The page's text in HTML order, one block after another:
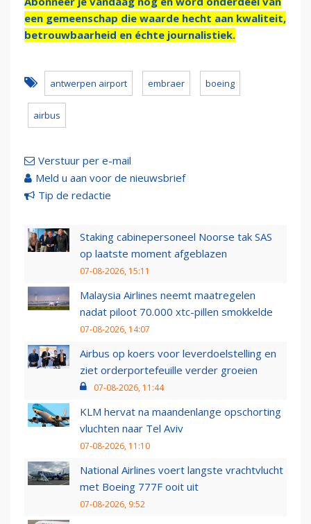
een gemeenschap die waarde hecht aan kwaliteit,
betrouwbaarheid en échte journalistiek.
antwerpen airport embraer boeing
airbus
Verstuur per e-mail
Meld u aan voor de nieuwsbrief
Tip de redactie
Staking cabinepersoneel Noorse tak SAS
op laatste moment afgeblazen
07-08-2026, 15:11
Malaysia Airlines neemt maatregelen
nadat piloot 70.000 xtc-pillen smokkelde
07-08-2026, 14:07
Airbus op koers voor leverdoelstelling en
ziet orderportefeuille verder groeien
07-08-2026, 11:44
KLM hervat na maandenlange opschorting
vluchten naar Tel Aviv
07-08-2026, 11:10
National Airlines voert langste vrachtvlucht
met Boeing 777F ooit uit
07-08-2026, 9:52